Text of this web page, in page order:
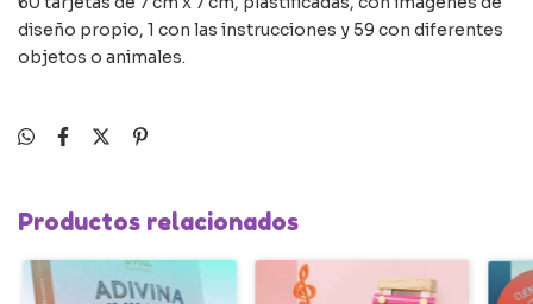
diseño propio, 1 con las instrucciones y 59 con diferentes
objetos o animales.
Productos relacionados